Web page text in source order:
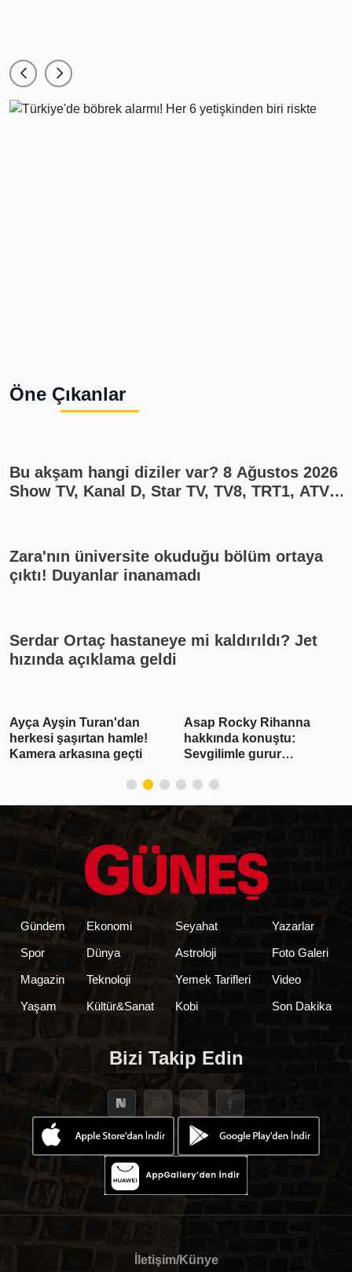
Öne Çıkanlar
Bu akşam hangi diziler var? 8 Ağustos 2026
Show TV, Kanal D, Star TV, TV8, TRT1, ATV
Zara'nın üniversite okuduğu bölüm ortaya
çıktı! Duyanlar inanamadı
Serdar Ortaç hastaneye mi kaldırıldı? Jet
hızında açıklama geldi
Asap Rocky Rihanna
hakkında konuştu:
Sevgilimle gurur
Burcu Özberk yeni sezon
öncesi enerji depoluyor!
Tatil kareleri beğeni
Gündem
Spor
Magazin
Yaşam
Ekonomi
Dünya
Teknoloji
Kültür&Sanat
Seyahat
Astroloji
Yemek Tarifleri
Kobi
Yazarlar
Foto Galeri
Video
Son Dakika
Bizi Takip Edin
İletişim/Künye